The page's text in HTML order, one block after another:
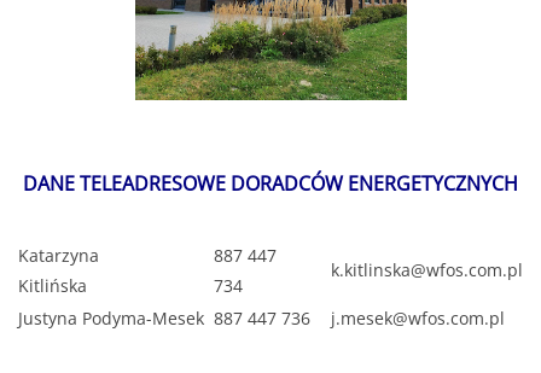
DANE TELEADRESOWE DORADCÓW ENERGETYCZNYCH
Katarzyna
Kitlińska
887 447
734
k.kitlinska@wfos.com.pl
Justyna Podyma-Mesek 887 447 736 j.mesek@wfos.com.pl